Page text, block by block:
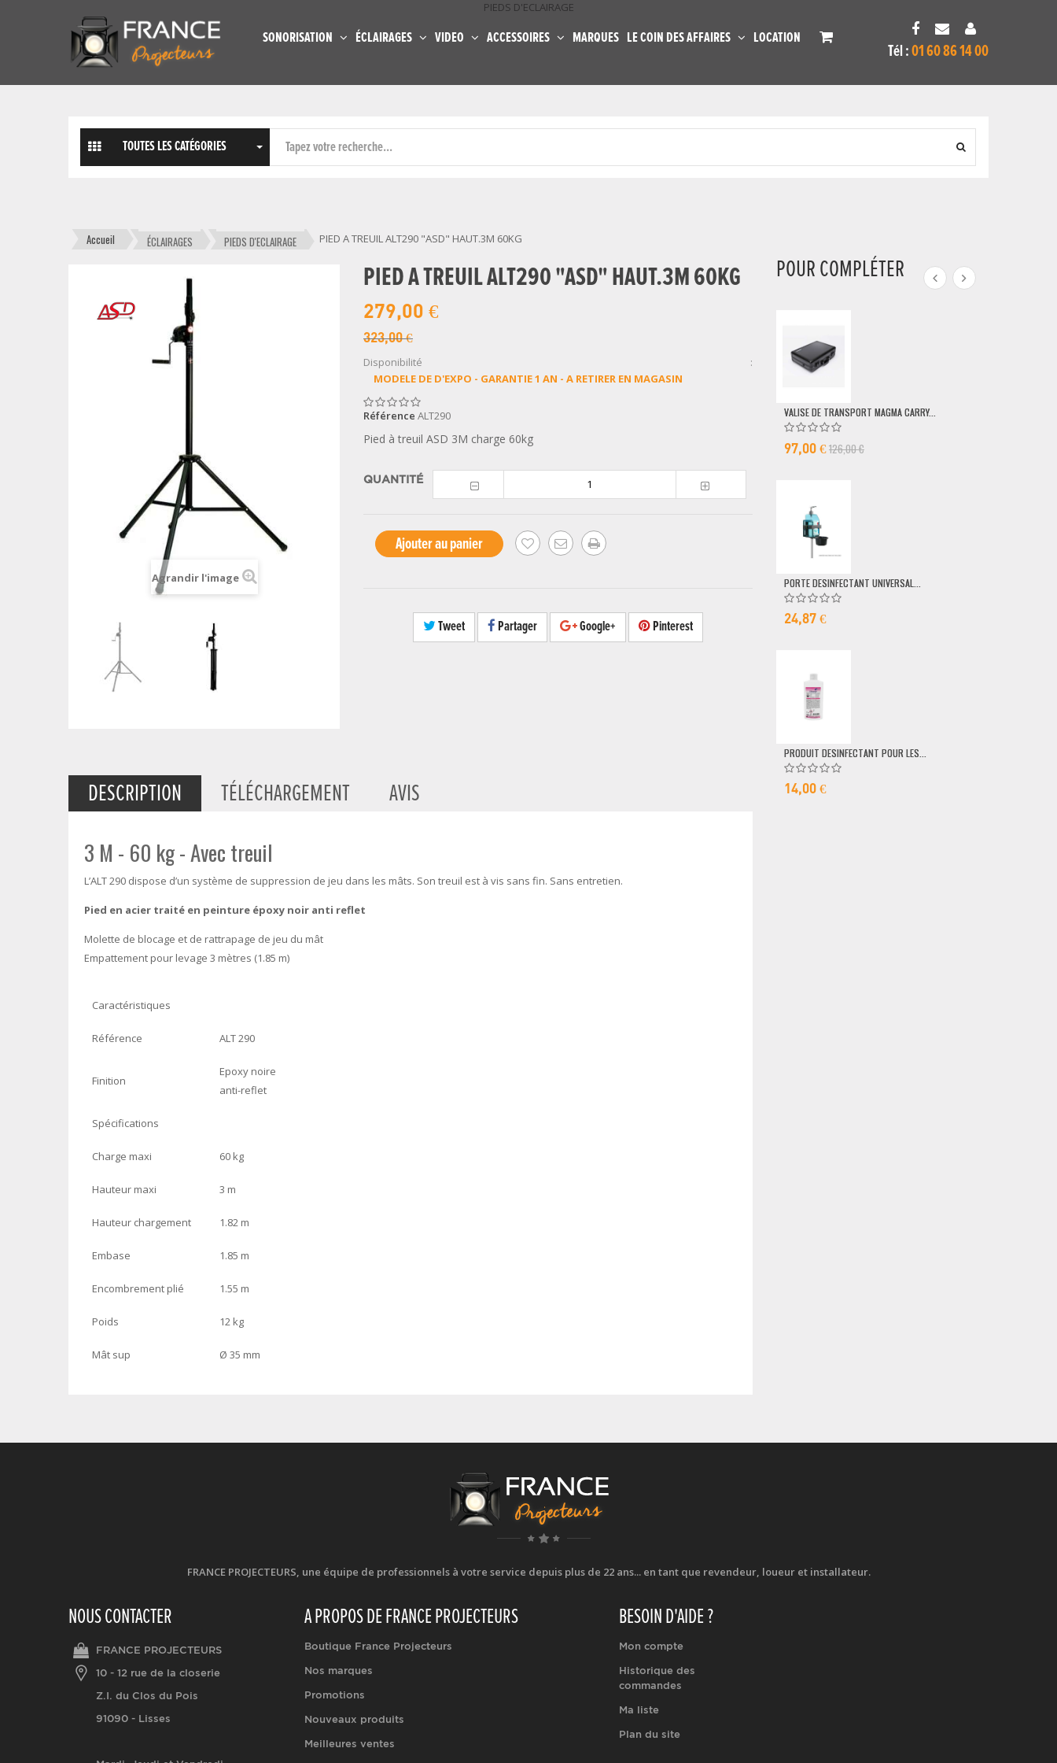
SONORISATION ÉCLAIRAGES VIDEO ACCESSOIRES MARQUES LE COIN DES AFFAIRES LOCATION
Tél : 01 60 86 14 00
PIEDS D'ECLAIRAGE
TOUTES LES CATÉGORIES
Accueil ÉCLAIRAGES PIEDS D'ECLAIRAGE PIED A TREUIL ALT290 "ASD" HAUT.3M 60KG
Agrandir l'image
PIED A TREUIL ALT290 "ASD" HAUT.3M 60KG
279,00 €
323,00 €
Disponibilité :
MODELE DE D'EXPO - GARANTIE 1 AN - A RETIRER EN MAGASIN
Référence ALT290
Pied à treuil ASD 3M charge 60kg
QUANTITÉ
Ajouter au panier
Tweet Partager Google+ Pinterest
DESCRIPTION TÉLÉCHARGEMENT AVIS
3 M - 60 kg - Avec treuil
L’ALT 290 dispose d’un système de suppression de jeu dans les mâts. Son treuil est à vis sans fin. Sans entretien.
Pied en acier traité en peinture époxy noir anti reflet
Molette de blocage et de rattrapage de jeu du mât
Empattement pour levage 3 mètres (1.85 m)
Caractéristiques
Référence ALT 290
Finition
Epoxy noire
anti-reflet
Spécifications
Charge maxi 60 kg
Hauteur maxi 3 m
Hauteur chargement 1.82 m
Embase 1.85 m
Encombrement plié 1.55 m
Poids 12 kg
Mât sup Ø 35 mm
POUR COMPLÉTER
VALISE DE TRANSPORT MAGMA CARRY...
97,00 €126,00 €
PORTE DESINFECTANT UNIVERSAL...
24,87 €
PRODUIT DESINFECTANT POUR LES...
14,00 €
FRANCE PROJECTEURS, une équipe de professionnels à votre service depuis plus de 22 ans... en tant que revendeur, loueur et installateur.
NOUS CONTACTER
FRANCE PROJECTEURS
10 - 12 rue de la closerie
Z.I. du Clos du Pois
91090 - Lisses
A PROPOS DE FRANCE PROJECTEURS
Boutique France Projecteurs
Nos marques
Promotions
Nouveaux produits
Meilleures ventes
BESOIN D'AIDE ?
Mon compte
Historique des
commandes
Ma liste
Plan du site